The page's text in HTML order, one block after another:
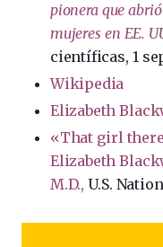
pionera que
mujeres en EE.
científicas, 1
Wikipedia
Elizabeth
«That girl
Elizabeth
M.D., U.S.